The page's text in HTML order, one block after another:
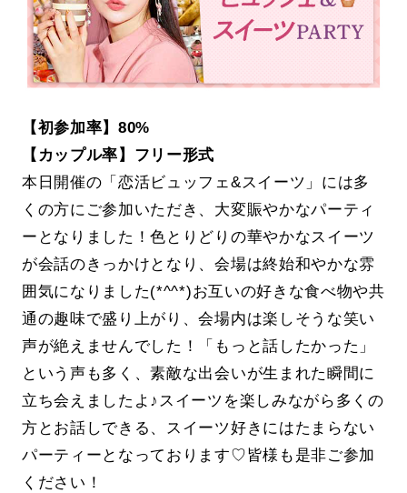
【初参加率】80%
【カップル率】フリー形式
本日開催の「恋活ビュッフェ&スイーツ」には多
くの方にご参加いただき、大変賑やかなパーティ
ーとなりました！色とりどりの華やかなスイーツ
が会話のきっかけとなり、会場は終始和やかな雰
囲気になりました(*^^*)お互いの好きな食べ物や共
通の趣味で盛り上がり、会場内は楽しそうな笑い
声が絶えませんでした！「もっと話したかった」
という声も多く、素敵な出会いが生まれた瞬間に
立ち会えましたよ♪スイーツを楽しみながら多くの
方とお話しできる、スイーツ好きにはたまらない
パーティーとなっております♡皆様も是非ご参加
ください！